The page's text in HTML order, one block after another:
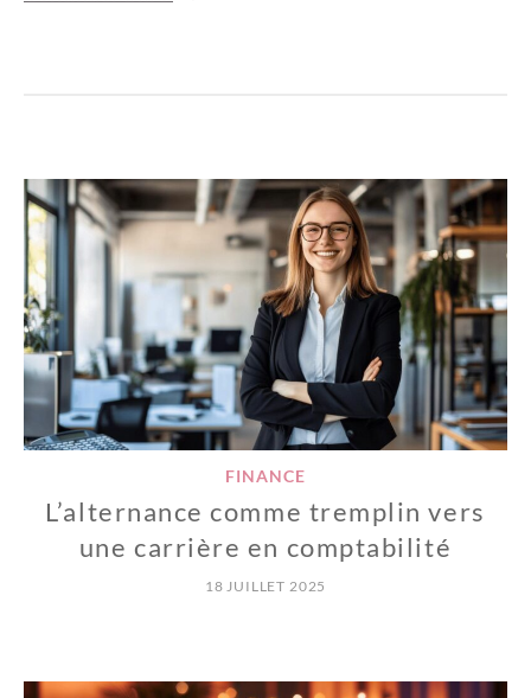
FINANCE
L’alternance comme tremplin vers
une carrière en comptabilité
18 JUILLET 2025